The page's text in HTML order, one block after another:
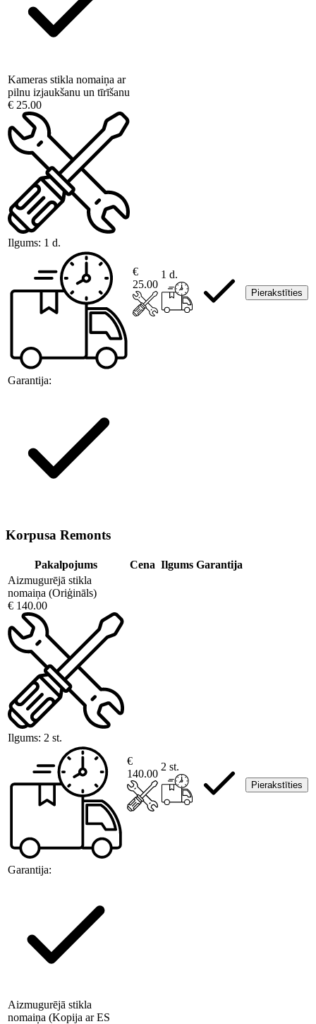
Kameras stikla nomaiņa ar
pilnu izjaukšanu un tīrīšanu
€ 25.00
Ilgums: 1 d.
Garantija:
€
25.00
1 d.
Pierakstīties
Korpusa Remonts
Pakalpojums Cena Ilgums Garantija
Aizmugurējā stikla
nomaiņa (Oriģināls)
€ 140.00
Ilgums: 2 st.
Garantija:
€
140.00
2 st.
Pierakstīties
Aizmugurējā stikla
nomaiņa (Kopija ar ES